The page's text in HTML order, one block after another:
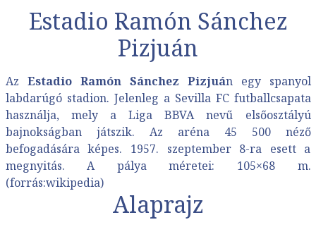
Estadio Ramón Sánchez
Pizjuán
Az Estadio Ramón Sánchez Pizjuán egy spanyol
labdarúgó stadion. Jelenleg a Sevilla FCfutballcsapata
használja, mely a Liga BBVA nevű elsőosztályú
bajnokságban játszik. Az aréna 45 500 néző
befogadására képes. 1957. szeptember 8-ra esett a
megnyitás. A pálya méretei: 105×68 m.
(forrás:wikipedia)
Alaprajz